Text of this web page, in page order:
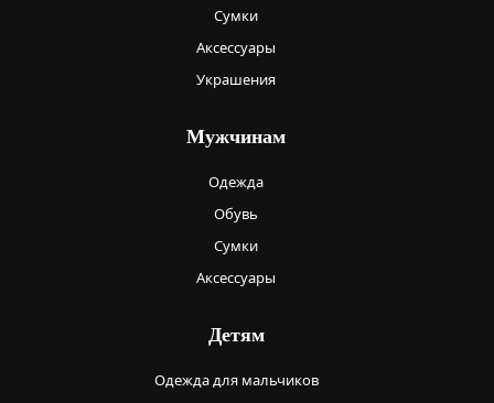
Сумки
Аксессуары
Украшения
Мужчинам
Одежда
Обувь
Сумки
Аксессуары
Детям
Одежда для мальчиков